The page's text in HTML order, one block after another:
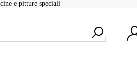
e pitture speciali